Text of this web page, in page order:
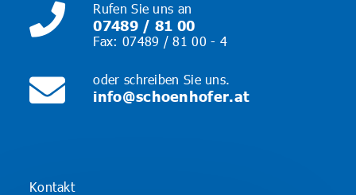
Rufen Sie uns an
07489 / 81 00
Fax: 07489 / 81 00 - 4
oder schreiben Sie uns.
info@schoenhofer.at
Kontakt